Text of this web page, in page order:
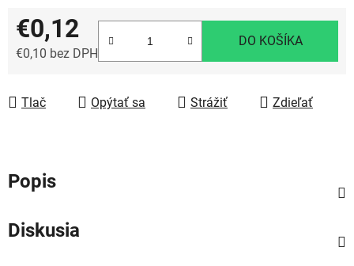
€0,12
€0,10 bez DPH
DO KOŠÍKA
Tlač Opýtať sa Strážiť Zdieľať
Popis
Diskusia